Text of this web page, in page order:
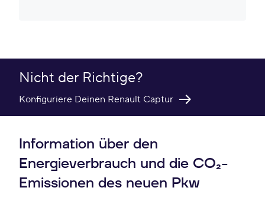
Nicht der Richtige?
Konfiguriere Deinen Renault Captur
Information über den
Energieverbrauch und die CO₂-
Emissionen des neuen Pkw